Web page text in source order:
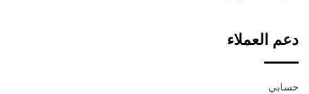
دعم العملاء
حسابي